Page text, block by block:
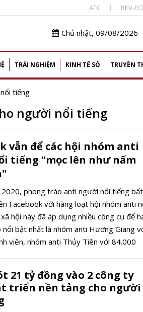
ATC REV-
Chủ nhật, 09/08/2026
TRẢI NGHIỆM KINH TẾ SỐ TRUYỀN
tiếng
người nổi tiếng
vẫn để các hội nhóm anti
tiếng "mọc lên như nấm
2020, phong trào anti người nổi tiếng bất
Facebook với hàng loạt hội nhóm anti
hội này đã áp dụng nhiều công cụ để
bật nhất là nhóm anti Hương Giang
viên, nhóm anti Thủy Tiên với 84.000
21 tỷ đồng vào 2 công ty
triển nền tảng cho người